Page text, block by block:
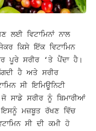
ਲਈ ਵਿਟਾਮਿਨਾਂ ਨਾਲ
ਕਿਸੇ ਇੱਕ ਵਿਟਾਮਿਨ
ਪੂਰੇ ਸਰੀਰ ‘ਤੇ ਪੈਂਦਾ ਹੈ।
ਹੈ ਅਤੇ ਸਰੀਰ
ਸੀ ਇਮਿਊਨਿਟੀ
ਜੋ ਸਾਡੇ ਸਰੀਰ ਨੂੰ ਬਿਮਾਰੀਆਂ
ਇਸਨੂੰ ਮਜ਼ਬੂਤ ​​ਰੱਖਣ ਵਿੱਚ
ਸੀ ਦੀ ਕਮੀ ਹੋ